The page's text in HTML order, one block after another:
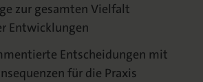
zur gesamten Vielfalt
Entwicklungen
Entscheidungen mit
für die Praxis